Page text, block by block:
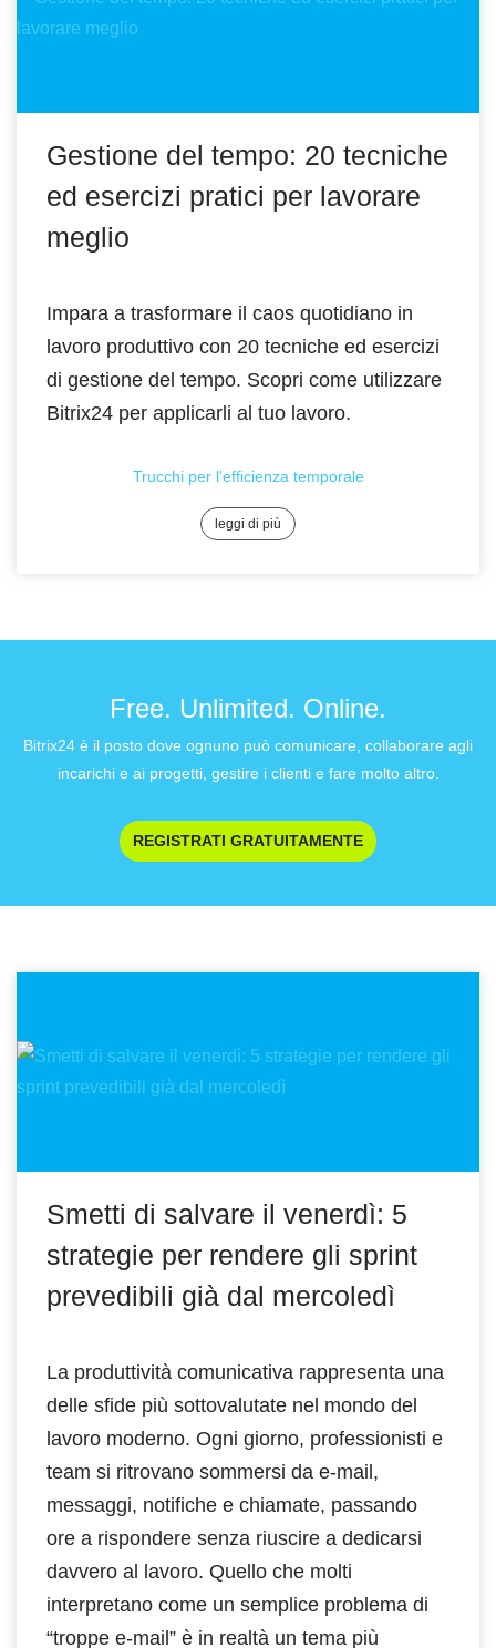
Gestione del tempo: 20 tecniche
ed esercizi pratici per lavorare
meglio
Impara a trasformare il caos quotidiano in
lavoro produttivo con 20 tecniche ed esercizi
di gestione del tempo. Scopri come utilizzare
Bitrix24 per applicarli al tuo lavoro.
leggi di più
Trucchi per l'efficienza temporale
Free. Unlimited. Online.
Bitrix24 è il posto dove ognuno può comunicare, collaborare agli
incarichi e ai progetti, gestire i clienti e fare molto altro.
REGISTRATI GRATUITAMENTE
Smetti di salvare il venerdì: 5
strategie per rendere gli sprint
prevedibili già dal mercoledì
La produttività comunicativa rappresenta una
delle sfide più sottovalutate nel mondo del
lavoro moderno. Ogni giorno, professionisti e
team si ritrovano sommersi da e-mail,
messaggi, notifiche e chiamate, passando
ore a rispondere senza riuscire a dedicarsi
davvero al lavoro. Quello che molti
interpretano come un semplice problema di
“troppe e-mail” è in realtà un tema più